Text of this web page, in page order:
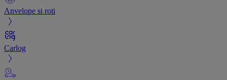
Anvelope si roti
Carlog